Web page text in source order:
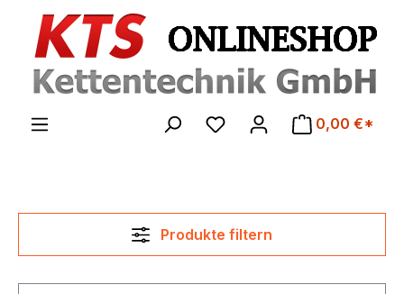
Zum Hauptinhalt springen
0,00 €*
Produkte filtern